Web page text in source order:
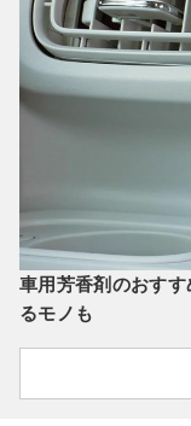
車用芳香剤のおす
るモノも